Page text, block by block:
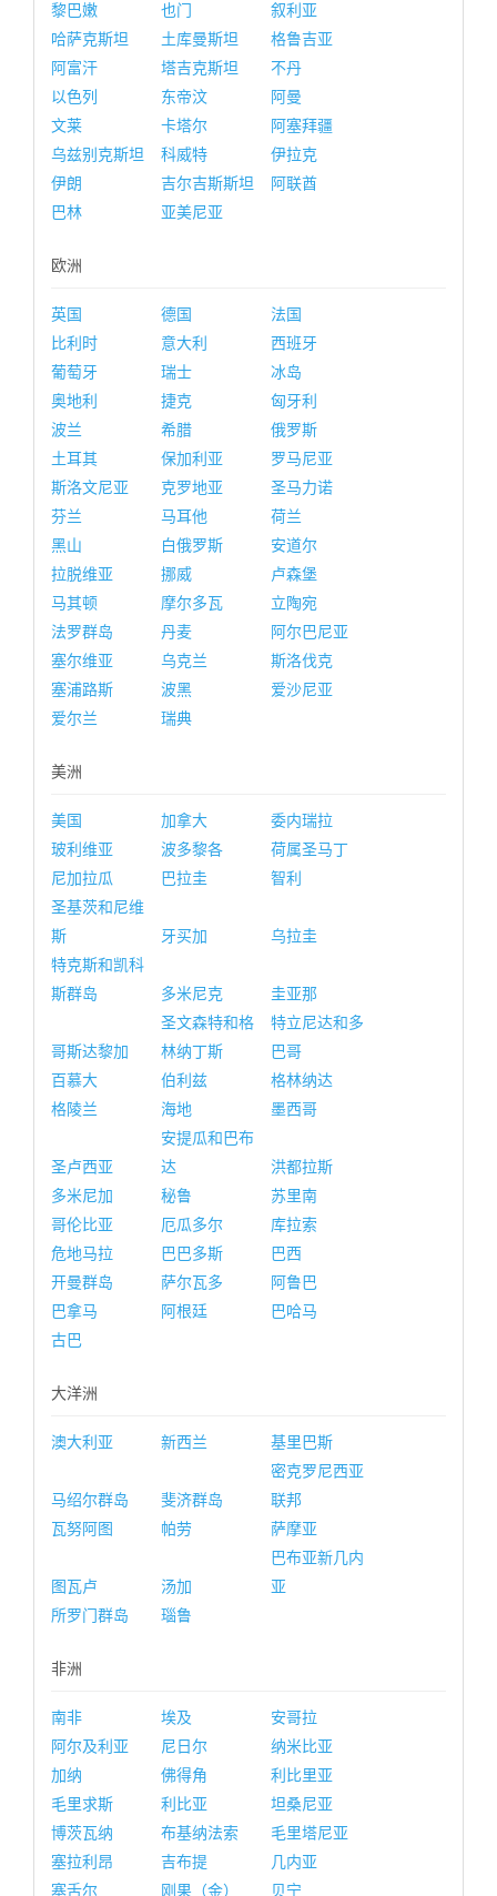
黎巴嫩
也门
叙利亚
哈萨克斯坦
土库曼斯坦
格鲁吉亚
阿富汗
塔吉克斯坦
不丹
以色列
东帝汶
阿曼
文莱
卡塔尔
阿塞拜疆
乌兹别克斯坦
科威特
伊拉克
伊朗
吉尔吉斯斯坦
阿联酋
巴林
亚美尼亚
欧洲
英国 德国
法国
比利时
意大利
西班牙
葡萄牙
瑞士
冰岛
奥地利
捷克
匈牙利
波兰
希腊
俄罗斯
土耳其
保加利亚
罗马尼亚
斯洛文尼亚
克罗地亚
圣马力诺
芬兰
马耳他
荷兰
黑山
白俄罗斯
安道尔
拉脱维亚
挪威
卢森堡
马其顿
摩尔多瓦
立陶宛
法罗群岛
丹麦
阿尔巴尼亚
塞尔维亚
乌克兰
斯洛伐克
塞浦路斯
波黑
爱沙尼亚
爱尔兰
瑞典
美洲
美国 加拿大
委内瑞拉
玻利维亚
波多黎各
荷属圣马丁
尼加拉瓜
巴拉圭
智利
圣基茨和尼维
斯
牙买加
乌拉圭
特克斯和凯科
斯群岛
多米尼克 圭亚那
哥斯达黎加
圣文森特和格
林纳丁斯
特立尼达和多
巴哥
百慕大
伯利兹
格林纳达
格陵兰
海地 墨西哥
圣卢西亚
安提瓜和巴布
达
洪都拉斯
多米尼加
秘鲁
苏里南
哥伦比亚
厄瓜多尔
库拉索
危地马拉
巴巴多斯
巴西
开曼群岛
萨尔瓦多
阿鲁巴
巴拿马
阿根廷
巴哈马
古巴
大洋洲
澳大利亚 新西兰 基里巴斯
马绍尔群岛 斐济群岛
密克罗尼西亚
联邦
瓦努阿图
帕劳 萨摩亚
图瓦卢 汤加
巴布亚新几内
亚
所罗门群岛
瑙鲁
非洲
南非 埃及
安哥拉
阿尔及利亚
尼日尔
纳米比亚
加纳
佛得角
利比里亚
毛里求斯
利比亚
坦桑尼亚
博茨瓦纳
布基纳法索
毛里塔尼亚
塞拉利昂
吉布提
几内亚
塞舌尔
刚果（金） 贝宁